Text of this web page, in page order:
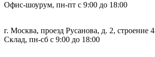
Офис-шоурум, пн-пт с 9:00 до 18:00
г. Москва, проезд Русанова, д. 2, строение 4
Склад, пн-сб с 9:00 до 18:00